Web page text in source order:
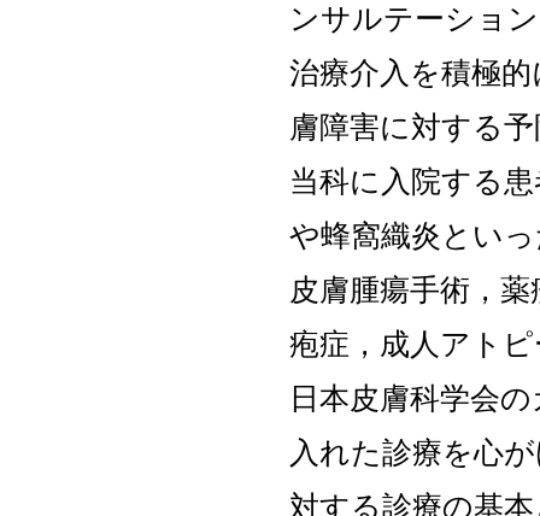
ンサルテーショ
治療介入を積極
膚障害に対する
当科に入院する
や蜂窩織炎とい
皮膚腫瘍手術，
疱症，成人アト
日本皮膚科学会
入れた診療を心
対する診療の基